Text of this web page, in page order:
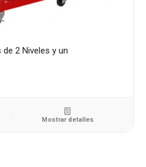
2 Niveles y un
Mostrar detalles